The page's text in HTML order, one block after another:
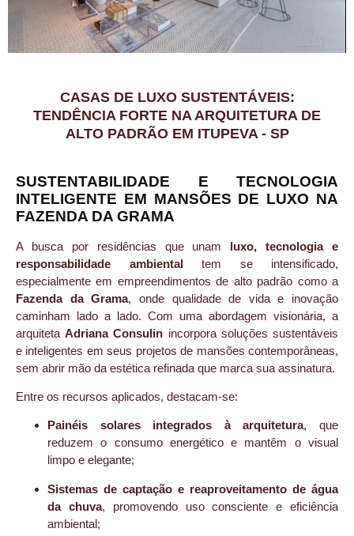
CASAS DE LUXO SUSTENTÁVEIS:
TENDÊNCIA FORTE NA ARQUITETURA DE
ALTO PADRÃO EM ITUPEVA - SP
SUSTENTABILIDADE E TECNOLOGIA
INTELIGENTE EM MANSÕES DE LUXO NA
FAZENDA DA GRAMA
A busca por residências que unam luxo, tecnologia e
responsabilidade ambientaltem se intensificado,
especialmente em empreendimentos de alto padrão como a
Fazenda da Grama, onde qualidade de vida e inovação
caminham lado a lado. Com uma abordagem visionária, a
arquitetaAdriana Consulin incorpora soluções sustentáveis
e inteligentes em seus projetos de mansões contemporâneas,
sem abrir mão da estética refinada que marca sua assinatura.
Entre os recursos aplicados, destacam-se:
Painéis solares integrados à arquitetura, que
reduzem o consumo energético e mantêm o visual
limpo e elegante;
Sistemas de captação e reaproveitamento de água
da chuva, promovendo uso consciente e eficiência
ambiental;